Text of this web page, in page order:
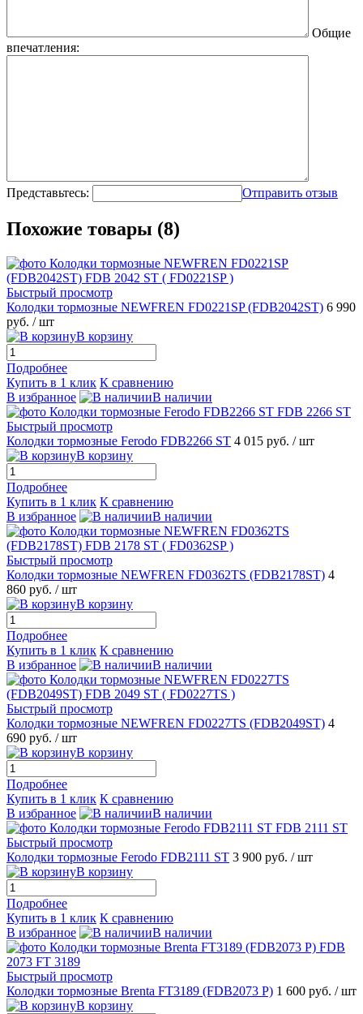
Общие
впечатления:
Представьтесь: Отправить отзыв
Похожие товары (8)
Быстрый просмотр
Колодки тормозные NEWFREN FD0221SP (FDB2042ST) 6 990
руб. / шт
В корзину
Подробнее
Купить в 1 клик К сравнению
В избранное
В наличии
Быстрый просмотр
Колодки тормозные Ferodo FDB2266 ST 4 015 руб. / шт
В корзину
Подробнее
Купить в 1 клик К сравнению
В избранное
В наличии
Быстрый просмотр
Колодки тормозные NEWFREN FD0362TS (FDB2178ST) 4
860 руб. / шт
В корзину
Подробнее
Купить в 1 клик К сравнению
В избранное
В наличии
Быстрый просмотр
Колодки тормозные NEWFREN FD0227TS (FDB2049ST) 4
690 руб. / шт
В корзину
Подробнее
Купить в 1 клик К сравнению
В избранное
В наличии
Быстрый просмотр
Колодки тормозные Ferodo FDB2111 ST 3 900 руб. / шт
В корзину
Подробнее
Купить в 1 клик К сравнению
В избранное
В наличии
Быстрый просмотр
Колодки тормозные Brenta FT3189 (FDB2073 P) 1 600 руб. / шт
В корзину